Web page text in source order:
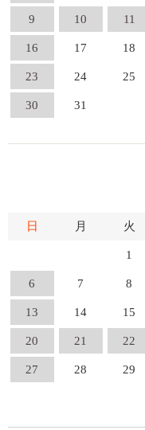
9 10 11
16 17 18
23 24 25
30 31
日 月 火
1
6 7 8
13 14 15
20 21 22
27 28 29